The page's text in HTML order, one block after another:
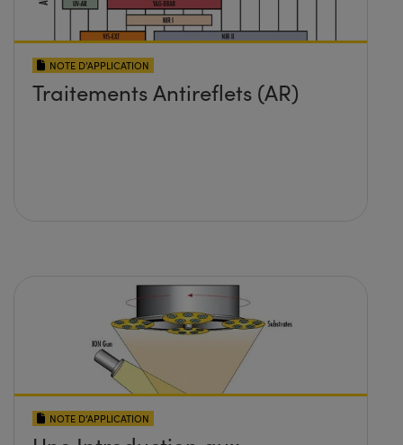
NOTE D’APPLICATION
Traitements Antireflets (AR)
NOTE D’APPLICATION